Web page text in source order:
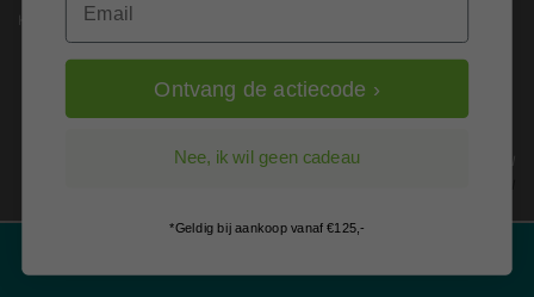
Kitcentrum is trots op:
Alle prijzen zijn in EURO en excl. 21% BTW
Ontvang de actiecode ›
Nee, ik wil geen cadeau
*Geldig bij aankoop vanaf €125,-